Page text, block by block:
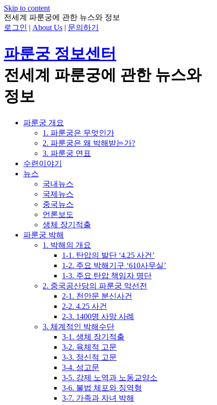
Skip to content
전세계 파룬궁에 관한 뉴스와 정보
로그인 | About Us | 문의하기
파룬궁 정보센터
전세계 파룬궁에 관한 뉴스와
정보
파룬궁 개요
1. 파룬궁은 무엇인가
2. 파룬궁은 왜 박해받는가?
3. 파룬궁 연표
수련이야기
뉴스
국내뉴스
국제뉴스
중국뉴스
언론보도
생체 장기적출
파룬궁 박해
1. 박해의 개요
1-1. 탄압의 발단 ‘4.25 사건’
1-2. 주요 박해기구 ‘610사무실’
1-3. 주요 탄압 책임자 명단
2. 중국공산당의 파룬궁 악선전
2-1. 천안문 분신사건
2-2. 4.25 사건
2-3. 1400명 사망 사례
3. 체계적인 박해수단
3-1. 생체 장기적출
3-2. 육체적 고문
3-3. 정신적 고문
3-4. 성고문
3-5. 강제 노역과 노동교양소
3-6. 불법 체포와 징역형
3-7. 가족과 자녀 박해